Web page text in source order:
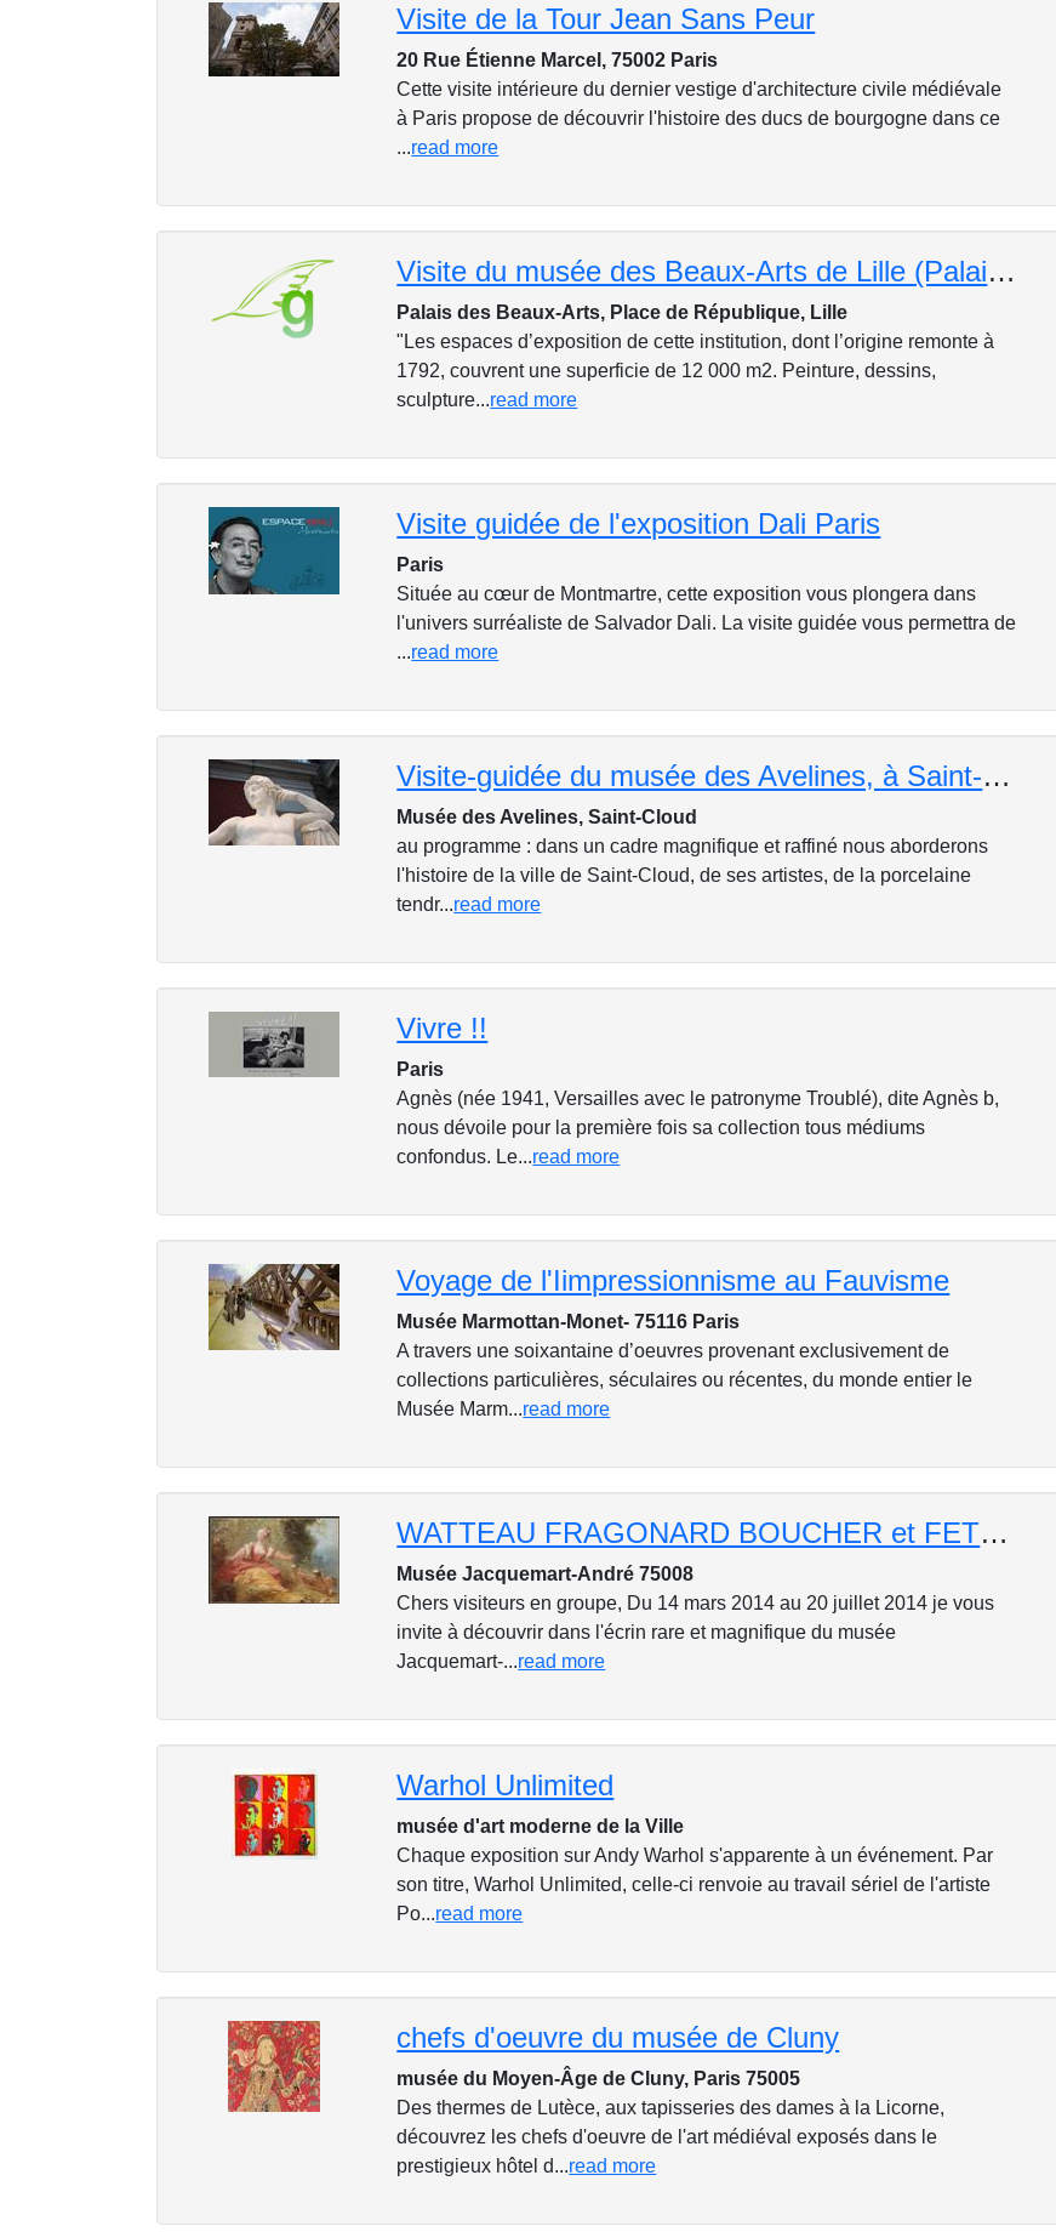
Visite de la Tour Jean Sans Peur
20 Rue Étienne Marcel, 75002 Paris
Cette visite intérieure du dernier vestige d'architecture civile médiévale
à Paris propose de découvrir l'histoire des ducs de bourgogne dans ce
...read more
Visite du musée des Beaux-Arts de Lille (Palais des Beaux-Arts) et ses chefs-d'oeuvre!
Palais des Beaux-Arts, Place de République, Lille
"Les espaces d’exposition de cette institution, dont l’origine remonte à
1792, couvrent une superficie de 12 000 m2. Peinture, dessins,
sculpture...read more
Visite guidée de l'exposition Dali Paris
Paris
Située au cœur de Montmartre, cette exposition vous plongera dans
l'univers surréaliste de Salvador Dali. La visite guidée vous permettra de
...read more
Visite-guidée du musée des Avelines, à Saint-Cloud puis son thé gourmand!
Musée des Avelines, Saint-Cloud
au programme : dans un cadre magnifique et raffiné nous aborderons
l'histoire de la ville de Saint-Cloud, de ses artistes, de la porcelaine
tendr...read more
Vivre !!
Paris
Agnès (née 1941, Versailles avec le patronyme Troublé), dite Agnès b,
nous dévoile pour la première fois sa collection tous médiums
confondus. Le...read more
Voyage de l'Iimpressionnisme au Fauvisme
Musée Marmottan-Monet- 75116 Paris
A travers une soixantaine d’oeuvres provenant exclusivement de
collections particulières, séculaires ou récentes, du monde entier le
Musée Marm...read more
WATTEAU FRAGONARD BOUCHER et FETES GALANTES au siècle des Lumières
Musée Jacquemart-André 75008
Chers visiteurs en groupe, Du 14 mars 2014 au 20 juillet 2014 je vous
invite à découvrir dans l'écrin rare et magnifique du musée
Jacquemart-...read more
Warhol Unlimited
musée d'art moderne de la Ville
Chaque exposition sur Andy Warhol s'apparente à un événement. Par
son titre, Warhol Unlimited, celle-ci renvoie au travail sériel de l'artiste
Po...read more
chefs d'oeuvre du musée de Cluny
musée du Moyen-Âge de Cluny, Paris 75005
Des thermes de Lutèce, aux tapisseries des dames à la Licorne,
découvrez les chefs d'oeuvre de l'art médiéval exposés dans le
prestigieux hôtel d...read more